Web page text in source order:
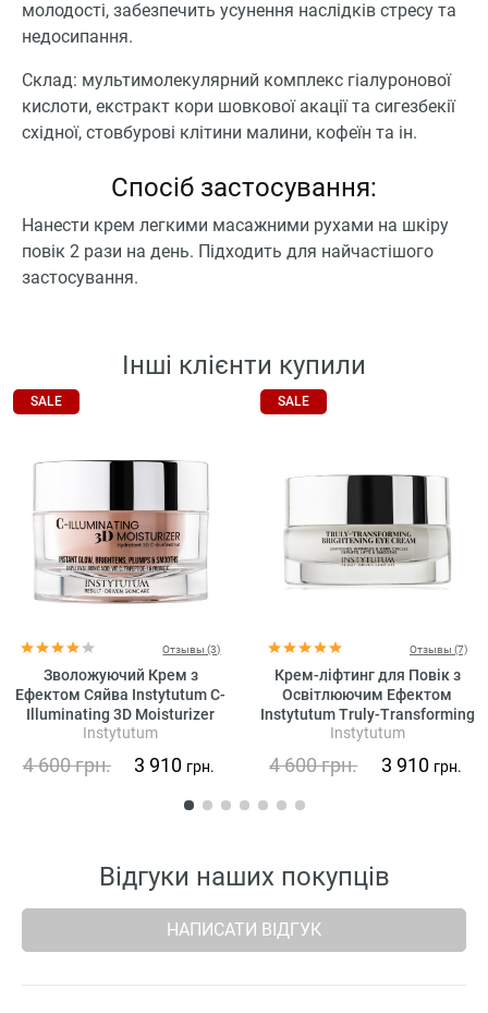
молодості, забезпечить усунення наслідків стресу та
недосипання.
Склад: мультимолекулярний комплекс гіалуронової
кислоти, екстракт кори шовкової акації та сигезбекії
східної, стовбурові клітини малини, кофеїн та ін.
Спосіб застосування:
Нанести крем легкими масажними рухами на шкіру
повік 2 рази на день. Підходить для найчастішого
застосування.
Інші клієнти купили
SALE
Отзывы (3)
Зволожуючий Крем з
Ефектом Сяйва Instytutum C-
Illuminating 3D Moisturizer
Instytutum
4 600грн. 3 910 грн.
SALE
Отзывы (7)
Крем-ліфтинг для Повік з
Освітлюючим Ефектом
Instytutum Truly-Transforming
Brightening Eye Cream
Instytutum
4 600грн. 3 910 грн.
Відгуки наших покупців
НАПИСАТИ ВІДГУК